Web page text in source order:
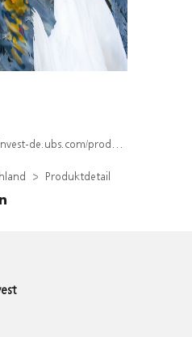
produkt/detail/index/isin/DE000WA5GSE1
Produktdetail